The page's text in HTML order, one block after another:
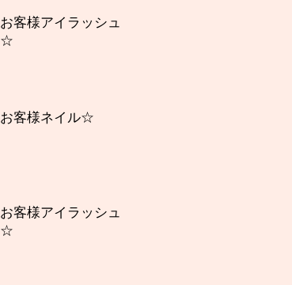
お客様アイラッシュ
☆
お客様ネイル☆
お客様アイラッシュ
☆